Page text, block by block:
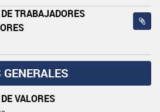
TRABAJADORES
VALORES